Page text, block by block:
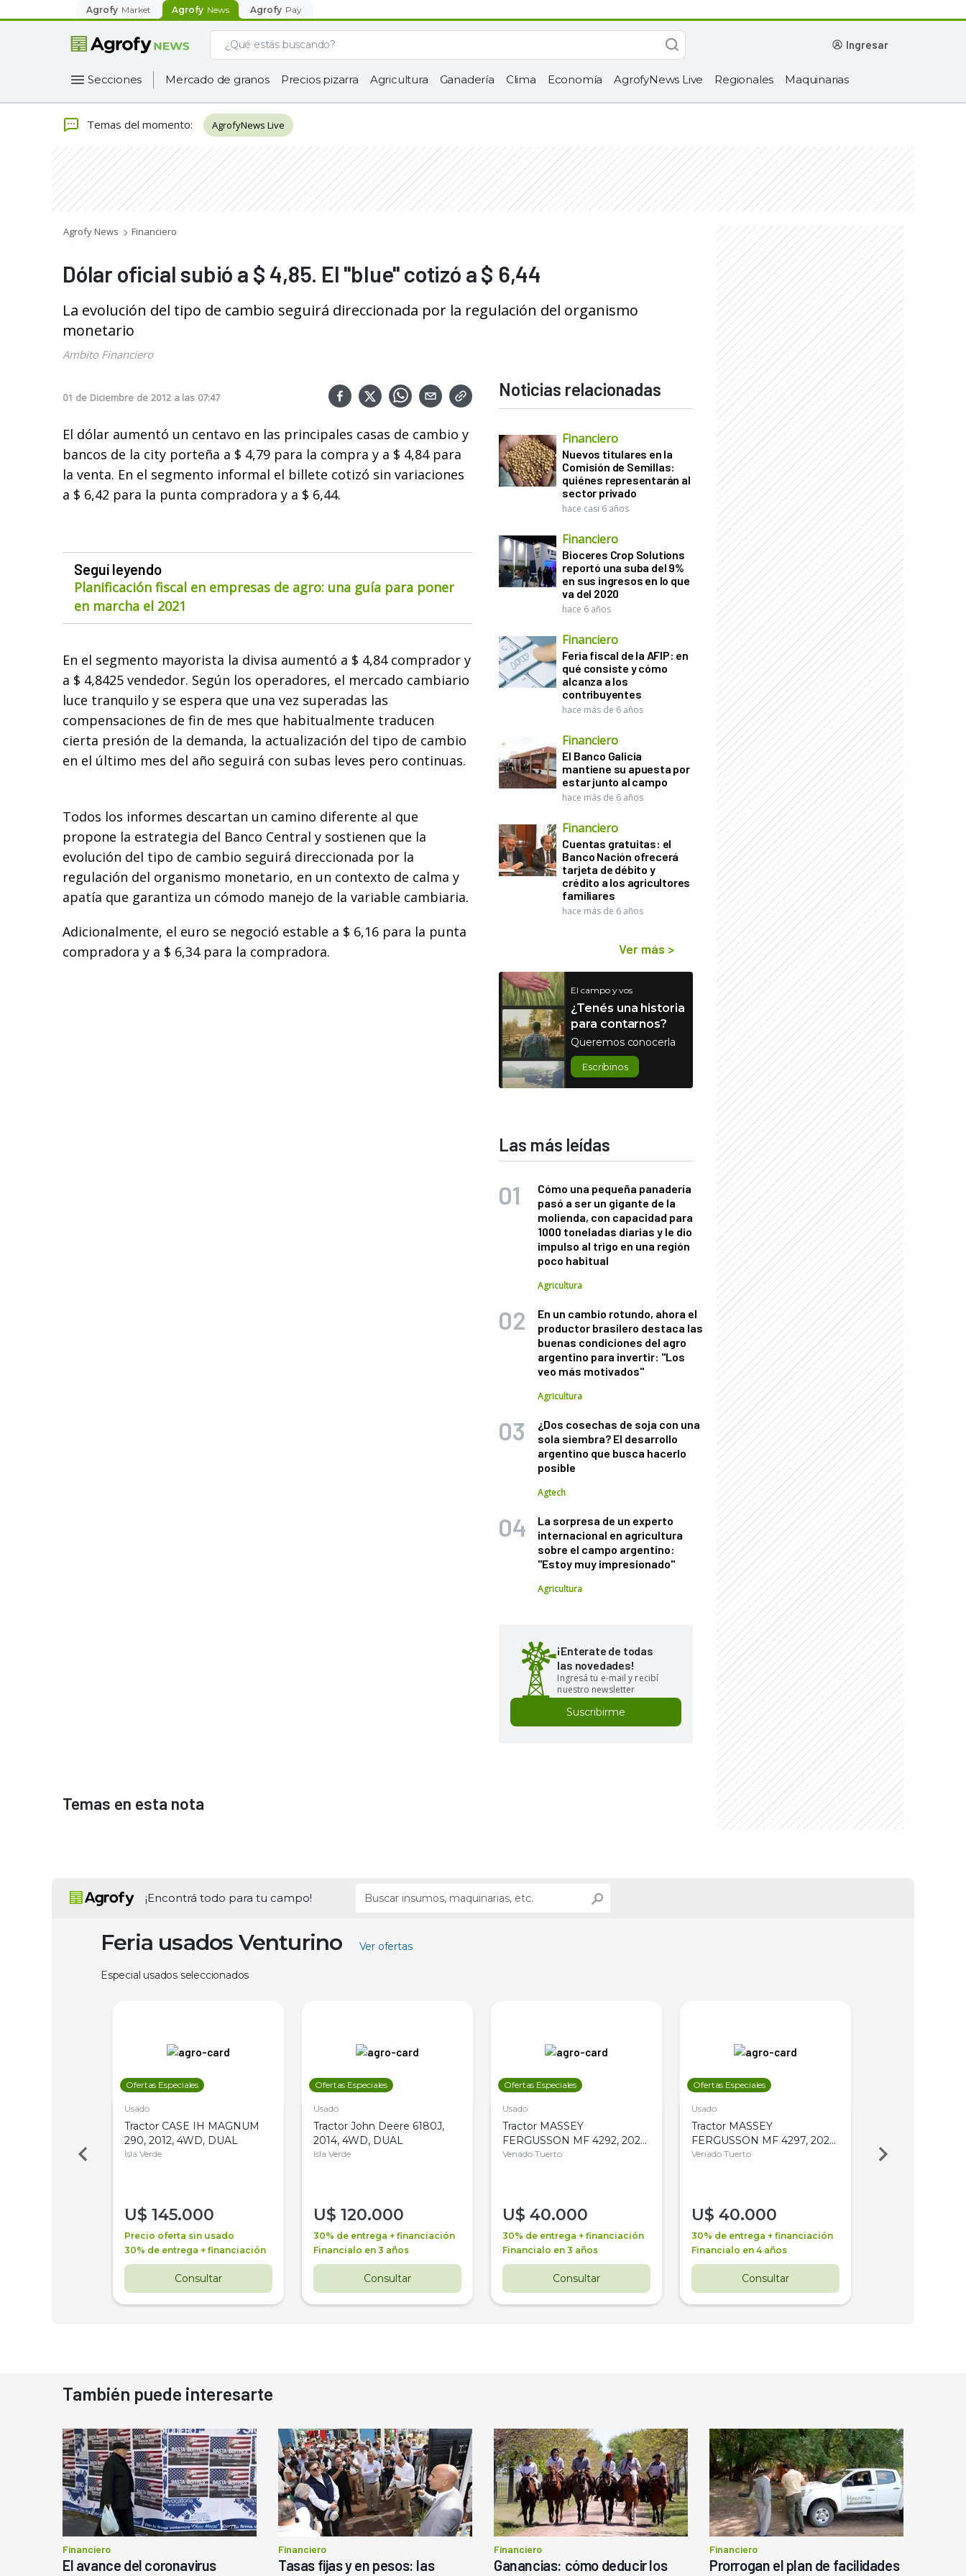
Agrofy Market Agrofy News Agrofy Pay
ingresar
Secciones Mercado de granos Precios pizarra Agricultura Ganadería Clima Economía AgrofyNews Live Regionales Maquinarias
Temas del momento: AgrofyNews Live
Agrofy News Financiero
Dólar oficial subió a $ 4,85. El "blue" cotizó a $ 6,44
La evolución del tipo de cambio seguirá direccionada por la regulación del organismo
monetario
Ambito Financiero
01 de Diciembre de 2012 a las 07:47
El dólar aumentó un centavo en las principales casas de cambio y
bancos de la city porteña a $ 4,79 para la compra y a $ 4,84 para
la venta. En el segmento informal el billete cotizó sin variaciones
a $ 6,42 para la punta compradora y a $ 6,44.
Seguí leyendo
Planificación fiscal en empresas de agro: una guía para poner
en marcha el 2021
En el segmento mayorista la divisa aumentó a $ 4,84 comprador y
a $ 4,8425 vendedor. Según los operadores, el mercado cambiario
luce tranquilo y se espera que una vez superadas las
compensaciones de fin de mes que habitualmente traducen
cierta presión de la demanda, la actualización del tipo de cambio
en el último mes del año seguirá con subas leves pero continuas.
Todos los informes descartan un camino diferente al que
propone la estrategia del Banco Central y sostienen que la
evolución del tipo de cambio seguirá direccionada por la
regulación del organismo monetario, en un contexto de calma y
apatía que garantiza un cómodo manejo de la variable cambiaria.
Adicionalmente, el euro se negoció estable a $ 6,16 para la punta
compradora y a $ 6,34 para la compradora.
Noticias relacionadas
Financiero
Nuevos titulares en la
Comisión de Semillas:
quiénes representarán al
sector privado
hace casi 6 años
Financiero
Bioceres Crop Solutions
reportó una suba del 9%
en sus ingresos en lo que
va del 2020
hace 6 años
Financiero
Feria fiscal de la AFIP: en
qué consiste y cómo
alcanza a los
contribuyentes
hace más de 6 años
Financiero
El Banco Galicia
mantiene su apuesta por
estar junto al campo
hace más de 6 años
Financiero
Cuentas gratuitas: el
Banco Nación ofrecerá
tarjeta de débito y
crédito a los agricultores
familiares
hace más de 6 años
Ver más >
El campo y vos
¿Tenés una historia
para contarnos?
Queremos conocerla
Escribinos
Las más leídas
Cómo una pequeña panadería
pasó a ser un gigante de la
molienda, con capacidad para
1000 toneladas diarias y le dio
impulso al trigo en una región
poco habitual
Agricultura
En un cambio rotundo, ahora el
productor brasilero destaca las
buenas condiciones del agro
argentino para invertir: "Los
veo más motivados"
Agricultura
¿Dos cosechas de soja con una
sola siembra? El desarrollo
argentino que busca hacerlo
posible
Agtech
La sorpresa de un experto
internacional en agricultura
sobre el campo argentino:
"Estoy muy impresionado"
Agricultura
¡Enterate de todas
las novedades!
Ingresá tu e-mail y recibí
nuestro newsletter
Suscribirme
Temas en esta nota
¡Encontrá todo para tu campo!
Feria usados Venturino Ver ofertas
Especial usados seleccionados
Ofertas Especiales
Usado
Tractor CASE IH MAGNUM
290, 2012, 4WD, DUAL
Isla Verde
U$ 145.000
Precio oferta sin usado
30% de entrega + financiación
Consultar
Ofertas Especiales
Usado
Tractor John Deere 6180J,
2014, 4WD, DUAL
Isla Verde
U$ 120.000
30% de entrega + financiación
Financialo en 3 años
Consultar
Ofertas Especiales
Usado
Tractor MASSEY
FERGUSSON MF 4292, 2020,
4WD, PATON
Venado Tuerto
U$ 40.000
30% de entrega + financiación
Financialo en 3 años
Consultar
Ofertas Especiales
Usado
Tractor MASSEY
FERGUSSON MF 4297, 2020,
4WD, PATON
Venado Tuerto
U$ 40.000
30% de entrega + financiación
Financialo en 4 años
Consultar
Venado Tuerto
También puede interesarte
Financiero
El avance del coronavirus
Financiero
Tasas fijas y en pesos: las
Financiero
Ganancias: cómo deducir los
Financiero
Prorrogan el plan de facilidades